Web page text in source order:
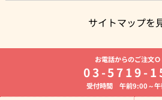
サイトマップを
よく贈られる花
お祝いの花特集
8月の誕生花(トルコキキョウ)
開店
お供え・お悔やみ お供え
通夜・葬儀に贈る花
お電話からのご注文Ｏ
03-5719-
受付時間 午前9:00～